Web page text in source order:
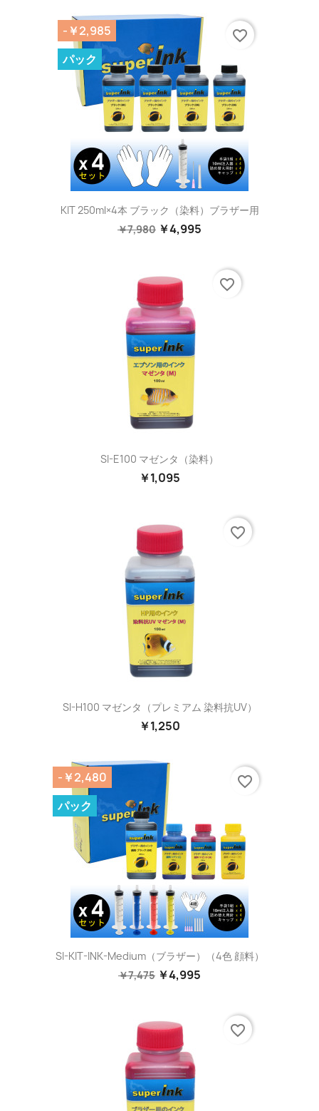
KIT 250ml×4本 ブラック（染料）ブラザー用
￥7,980 ￥4,995
-￥2,985
パック
favorite_border
SI-E100 マゼンタ（染料）
￥1,095
favorite_border
SI-H100 マゼンタ（プレミアム 染料抗UV）
￥1,250
favorite_border
SI-KIT-INK-Medium（ブラザー）（4色 顔料）
￥7,475 ￥4,995
-￥2,480
パック
favorite_border
favorite_border